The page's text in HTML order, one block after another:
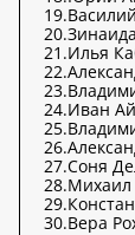
19.
20.
21.Илья
22.
23.
24.Иван
25.
26.
27.Соня
28.Михаил
29.
30.Вера